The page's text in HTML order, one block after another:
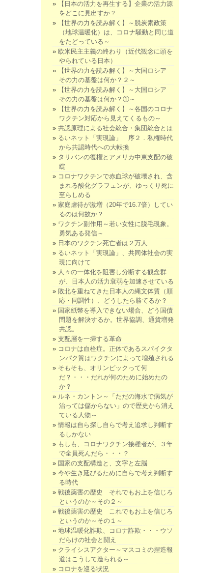
【日本の活力を再生する】企業の活力源
をどこに見出すか？
【世界の力を読み解く】～脱炭素政策
（地球温暖化）は、コロナ騒動と同じ道
をたどっている～
欧米民主主義の終わり（近代観念に頭を
やられている日本）
【世界の力を読み解く】～大国ロシア
その力の基盤は何か？２～
【世界の力を読み解く】～大国ロシア
その力の基盤は何か？①～
【世界の力を読み解く】～各国のコロナ
ワクチン対応から見えてくるもの～
共認原理による社会統合・集団統合とは
るいネット「実現論」 序２．私権時代
から共認時代への大転換
タリバンの復権とアメリカ中東支配の破
綻
コロナワクチンで赤血球が破壊され、含
まれる酸化グラフェンが、ゆっくり死に
至らしめる
家庭虐待が激増（20年で16.7倍）してい
るのは何故か？
ワクチン副作用～若い女性に脱毛現象。
勇気ある発信～
日本のワクチン死亡者は２万人
るいネット「実現論」、共同体社会の実
現に向けて
人々の一体化を阻害し分断する観念群
が、日本人の活力衰弱を加速させている
敗北を重ねてきた日本人の縄文体質（順
応・同調性）、どうしたら勝てるか？
国家紙幣を導入できない場合、どう国債
問題を解決するか。世界協調、通貨増発
共認。
支配層を一掃する革命
コロナは血栓症。正体であるスパイクタ
ンパク質はワクチンによって増殖される
そもそも、オリンピックって何
だ？・・・だれが何のために始めたの
か？
ルネ・カントン～「ただの海水で病気が
治っては儲からない」ので歴史から消え
ている人物～
情報は自ら探し自らで考え追求し判断す
るしかない
もしも、コロナワクチン接種者が、３年
で全員死んだら・・・？
国家の支配構造と、文字と左脳
今や生き延びるために自らで考え判断す
る時代
戦後薬害の歴史 それでもお上を信じろ
というのか～その２～
戦後薬害の歴史 これでもお上を信じろ
というのか～その１～
地球温暖化詐欺、コロナ詐欺・・・ウソ
だらけの社会と闘え
クライシスアクター～マスコミの捏造報
道はこうして造られる～
コロナを巡る状況